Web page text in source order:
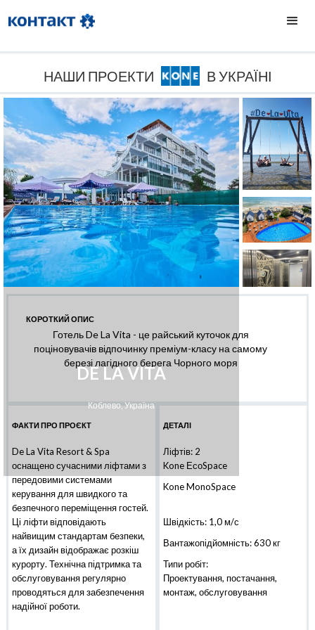
НАШИ ПРОЕКТИ В УКРАЇНІ
DE LA VITA
Коблево, Україна
КОРОТКИЙ ОПИС
Готель De La Vita - це райський куточок для
поціновувачів відпочинку преміум-класу на самому
березі лагідного берега Чорного моря
ДЕТАЛІ
Ліфтів: 2
Kone ЕсоSpace
Kone MonoSpace
Швідкість: 1,0 м/с
Вантажопідйомність: 630 кг
Типи робіт:
Проектування, постачання,
монтаж, обслуговування
ФАКТИ ПРО ПРОЄКТ
De La Vita Resort & Spa
оснащено сучасними ліфтами з
передовими системами
керування для швидкого та
безпечного переміщення гостей.
Ці ліфти відповідають
найвищим стандартам безпеки,
а їх дизайн відображає розкіш
курорту. Технічна підтримка та
обслуговування регулярно
проводяться для забезпечення
надійної роботи.